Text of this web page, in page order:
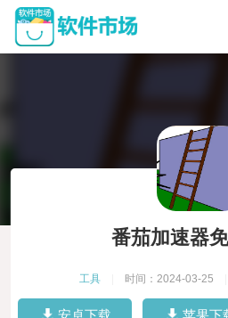
番茄加速器
工具 时间：2024-03-25
安卓下载 苹果下